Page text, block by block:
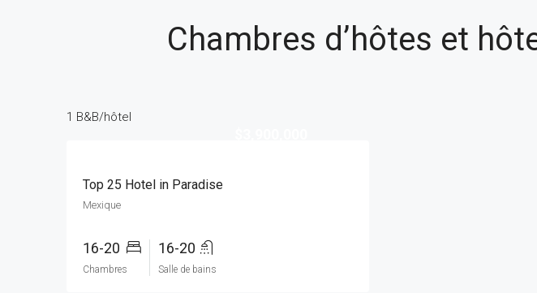
Chambres d’hôtes et
1 B&B/hôtel
Top 25 Hotel in Paradise
Mexique
16-20
Chambres
16-20
Salle de bains